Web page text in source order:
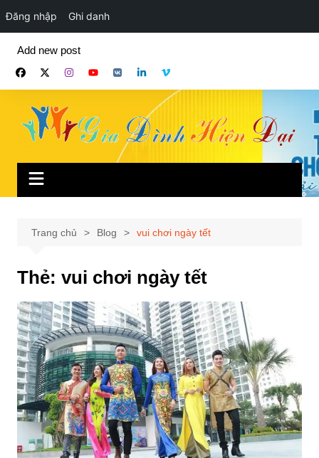
Đăng nhập Ghi danh
phần
Add new post
Trang chủ Blog vui chơi ngày tết
Thẻ: vui chơi ngày tết